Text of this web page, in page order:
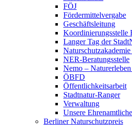
FÖJ
Fördermittelvergabe
Geschäftsleitung
Koordinierungsstelle
Langer Tag der
NER-Beratungsstelle
Nemo –
ÖBFD
Öffentlichkeitsarbeit
Stadtnatur-Ranger
Verwaltung
Unsere
Berliner Naturschutzpreis